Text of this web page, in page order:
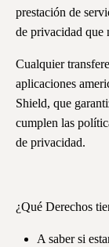
prestación de
de privacidad que
Cualquier
aplicaciones
Shield, que
cumplen las
de privacidad.
¿Qué Derechos
A saber si